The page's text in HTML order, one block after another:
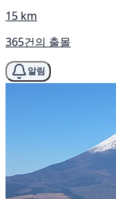
15 km
365건의 출몰
알림